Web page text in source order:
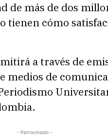
de más de dos
tienen cómo
a través de
medios de
- Patrocinado -